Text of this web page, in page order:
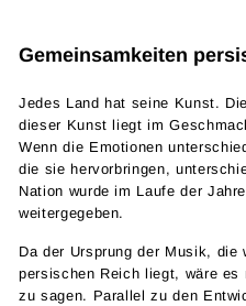
Gemeinsamkeiten
Jedes Land hat seine Kunst.
dieser Kunst liegt im
Wenn die Emotionen
die sie hervorbringen,
Nation wurde im Laufe der
weitergegeben.
Da der Ursprung der Musik,
persischen Reich liegt, wäre
zu sagen. Parallel zu den